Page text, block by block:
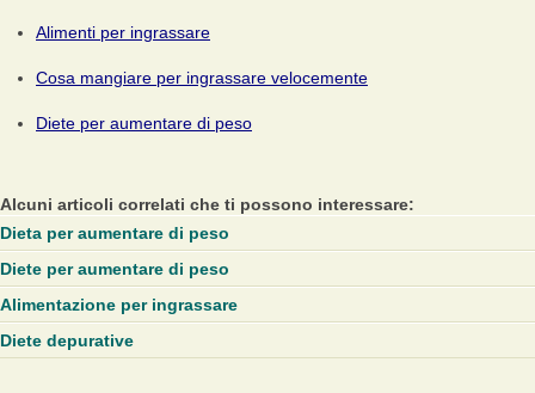
Alimenti per ingrassare
Cosa mangiare per ingrassare velocemente
Diete per aumentare di peso
Alcuni articoli correlati che ti possono interessare:
Dieta per aumentare di peso
Diete per aumentare di peso
Alimentazione per ingrassare
Diete depurative